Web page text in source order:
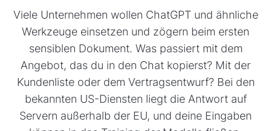
Viele Unternehmen wollen ChatGPT und ähnliche
Werkzeuge einsetzen und zögern beim ersten
sensiblen Dokument. Was passiert mit dem
Angebot, das du in den Chat kopierst? Mit der
Kundenliste oder dem Vertragsentwurf? Bei den
bekannten US-Diensten liegt die Antwort auf
Servern außerhalb der EU, und deine Eingaben